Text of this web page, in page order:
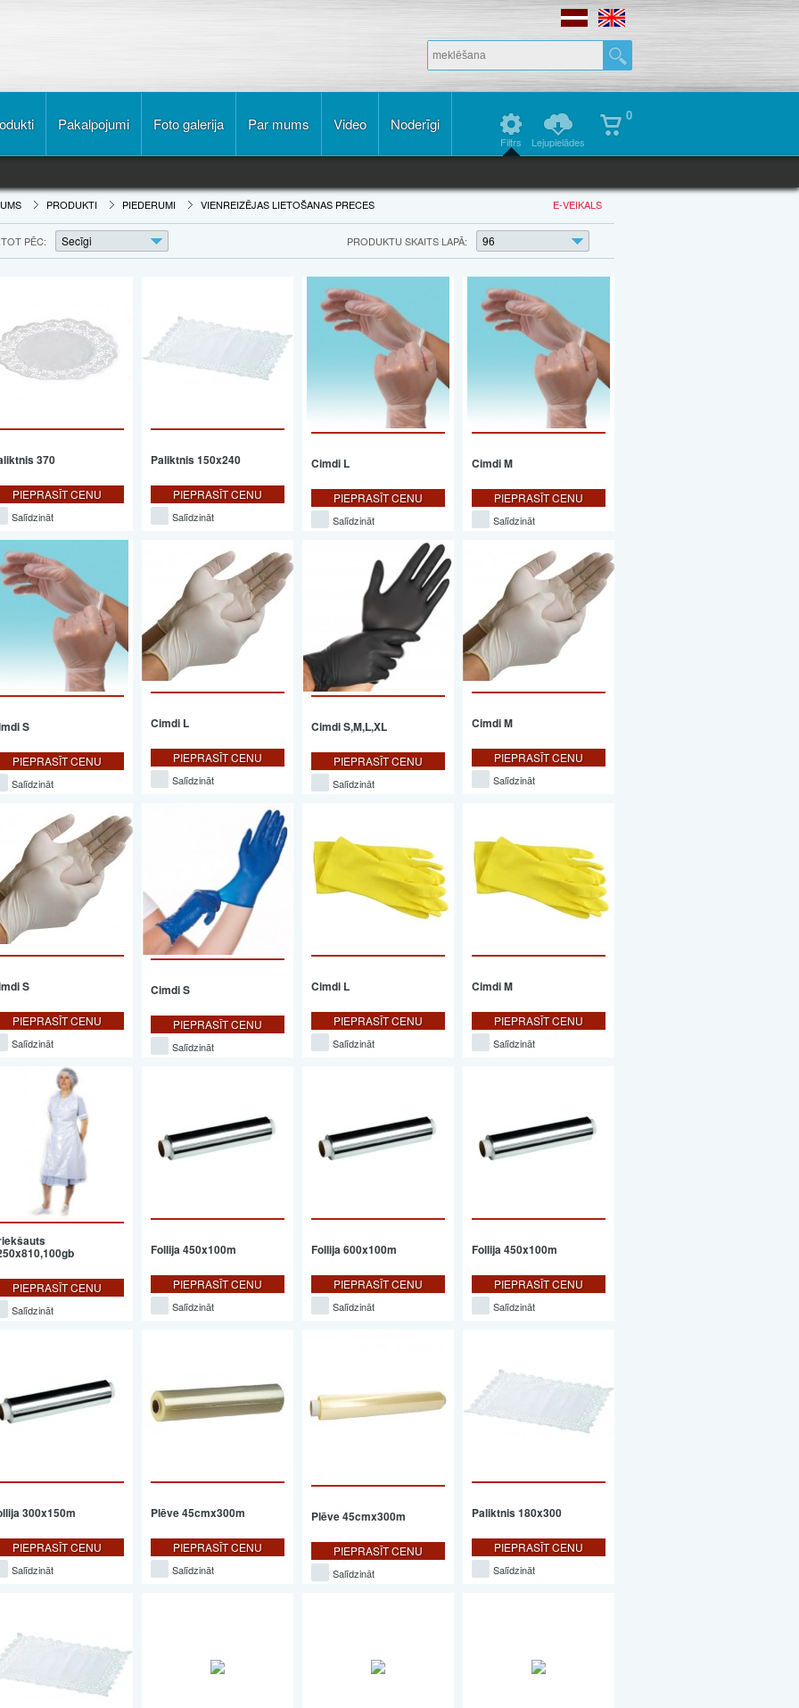
Pakalpojumi Foto galerija Par mums Video Noderīgi 0
Lejupielādes
Filtrs
PRODUKTI PIEDERUMI VIENREIZĒJAS LIETOŠANAS PRECES E-VEIKALS
PĒC: Secīgi PRODUKTU SKAITS LAPĀ: 96
370
PIEPRASĪT CENU
Salīdzināt
Paliktnis 150x240
PIEPRASĪT CENU
Salīdzināt
Cimdi L
PIEPRASĪT CENU
Salīdzināt
Cimdi M
PIEPRASĪT CENU
Salīdzināt
S
PIEPRASĪT CENU
Salīdzināt
Cimdi L
PIEPRASĪT CENU
Salīdzināt
Cimdi S,M,L,XL
PIEPRASĪT CENU
Salīdzināt
Cimdi M
PIEPRASĪT CENU
Salīdzināt
S
PIEPRASĪT CENU
Salīdzināt
Cimdi S
PIEPRASĪT CENU
Salīdzināt
Cimdi L
PIEPRASĪT CENU
Salīdzināt
Cimdi M
PIEPRASĪT CENU
Salīdzināt
PIEPRASĪT CENU
Salīdzināt
Follija 450x100m
PIEPRASĪT CENU
Salīdzināt
Follija 600x100m
PIEPRASĪT CENU
Salīdzināt
Follija 450x100m
PIEPRASĪT CENU
Salīdzināt
300x150m
PIEPRASĪT CENU
Salīdzināt
Plēve 45cmx300m
PIEPRASĪT CENU
Salīdzināt
Plēve 45cmx300m
PIEPRASĪT CENU
Salīdzināt
Paliktnis 180x300
PIEPRASĪT CENU
Salīdzināt